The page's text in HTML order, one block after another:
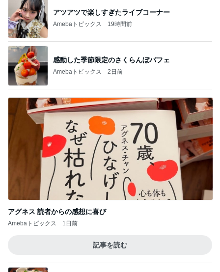
アツアツで楽しすぎたライブコーナー
Amebaトピックス 19時間前
感動した季節限定のさくらんぼパフェ
Amebaトピックス 2日前
アグネス 読者からの感想に喜び
Amebaトピックス 1日前
記事を読む